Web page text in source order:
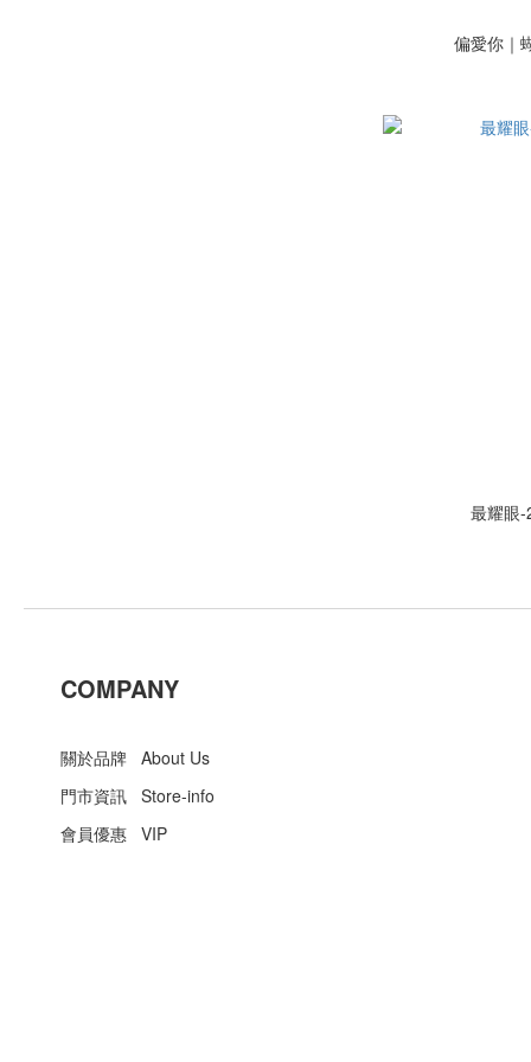
偏愛你｜
最耀眼
COMPANY
關於品牌 About Us
門市資訊 Store-info
會員優惠 VIP